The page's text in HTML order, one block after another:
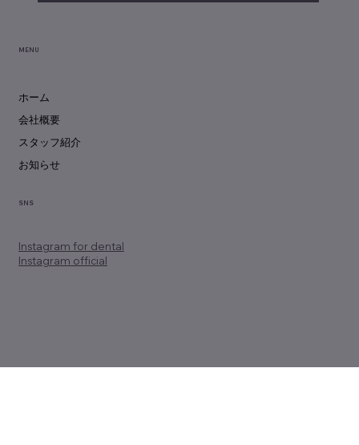
Instagram for dental
Instagram official
SNS
ホーム
会社概要
スタッフ紹介
お知らせ
MENU